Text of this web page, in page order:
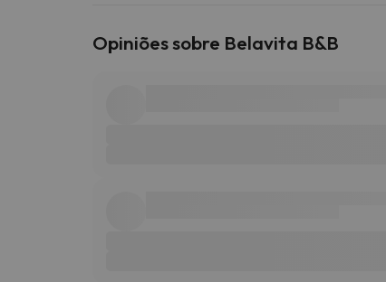
Opiniões sobre Belavita B&B